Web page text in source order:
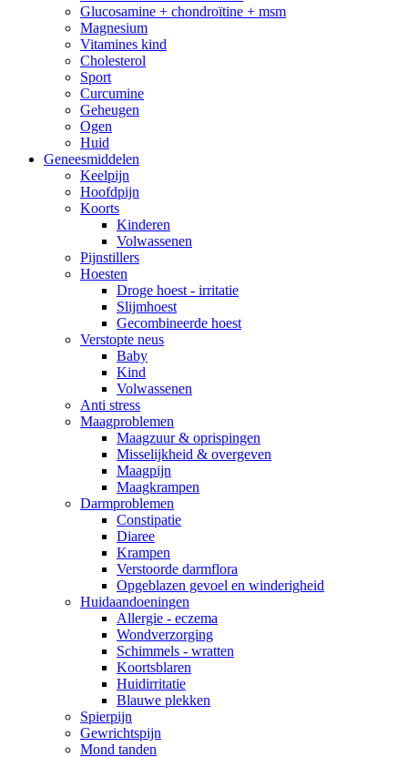
Glucosamine + chondroïtine + msm
Magnesium
Vitamines kind
Cholesterol
Sport
Curcumine
Geheugen
Ogen
Huid
Geneesmiddelen
Keelpijn
Hoofdpijn
Koorts
Kinderen
Volwassenen
Pijnstillers
Hoesten
Droge hoest - irritatie
Slijmhoest
Gecombineerde hoest
Verstopte neus
Baby
Kind
Volwassenen
Anti stress
Maagproblemen
Maagzuur & oprispingen
Misselijkheid & overgeven
Maagpijn
Maagkrampen
Darmproblemen
Constipatie
Diaree
Krampen
Verstoorde darmflora
Opgeblazen gevoel en winderigheid
Huidaandoeningen
Allergie - eczema
Wondverzorging
Schimmels - wratten
Koortsblaren
Huidirritatie
Blauwe plekken
Spierpijn
Gewrichtspijn
Mond tanden